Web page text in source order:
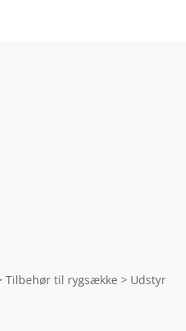
Tilbehør til rygsække > Udstyr